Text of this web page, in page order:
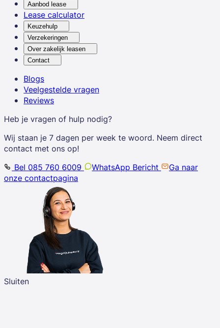
Aanbod lease
Lease calculator
Keuzehulp
Verzekeringen
Over zakelijk leasen
Contact
Blogs
Veelgestelde vragen
Reviews
Heb je vragen of hulp nodig?
Wij staan je 7 dagen per week te woord. Neem direct
contact met ons op!
Bel 085 760 6009
WhatsApp Bericht
Ga naar
onze contactpagina
Sluiten